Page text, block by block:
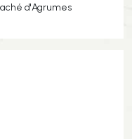
d'Agrumes